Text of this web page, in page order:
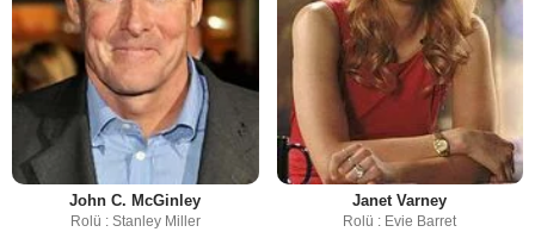
John C. McGinley
Rolü : Stanley Miller
Janet Varney
Rolü : Evie Barret